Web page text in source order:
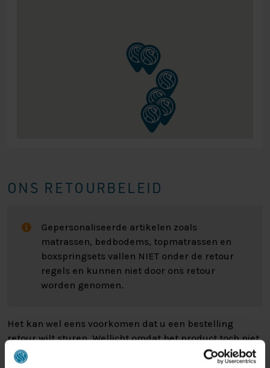
ONS RETOURBELEID
Gepersonaliseerde artikelen zoals
matrassen, bedbodems, topmatrassen en
boxspringsets vallen NIET onder de retour
regels en kunnen niet door ons retour
worden genomen.
Het kan wel eens voorkomen dat u een bestelling
retour wilt sturen. Wellicht omdat het product toch niet
bevalt of misschien dat er een andere reden is waarom